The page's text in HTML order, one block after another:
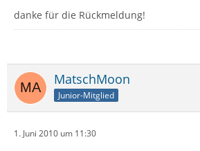
danke für die Rückmeldung!
MatschMoon
Junior-Mitglied
1. Juni 2010 um 11:30